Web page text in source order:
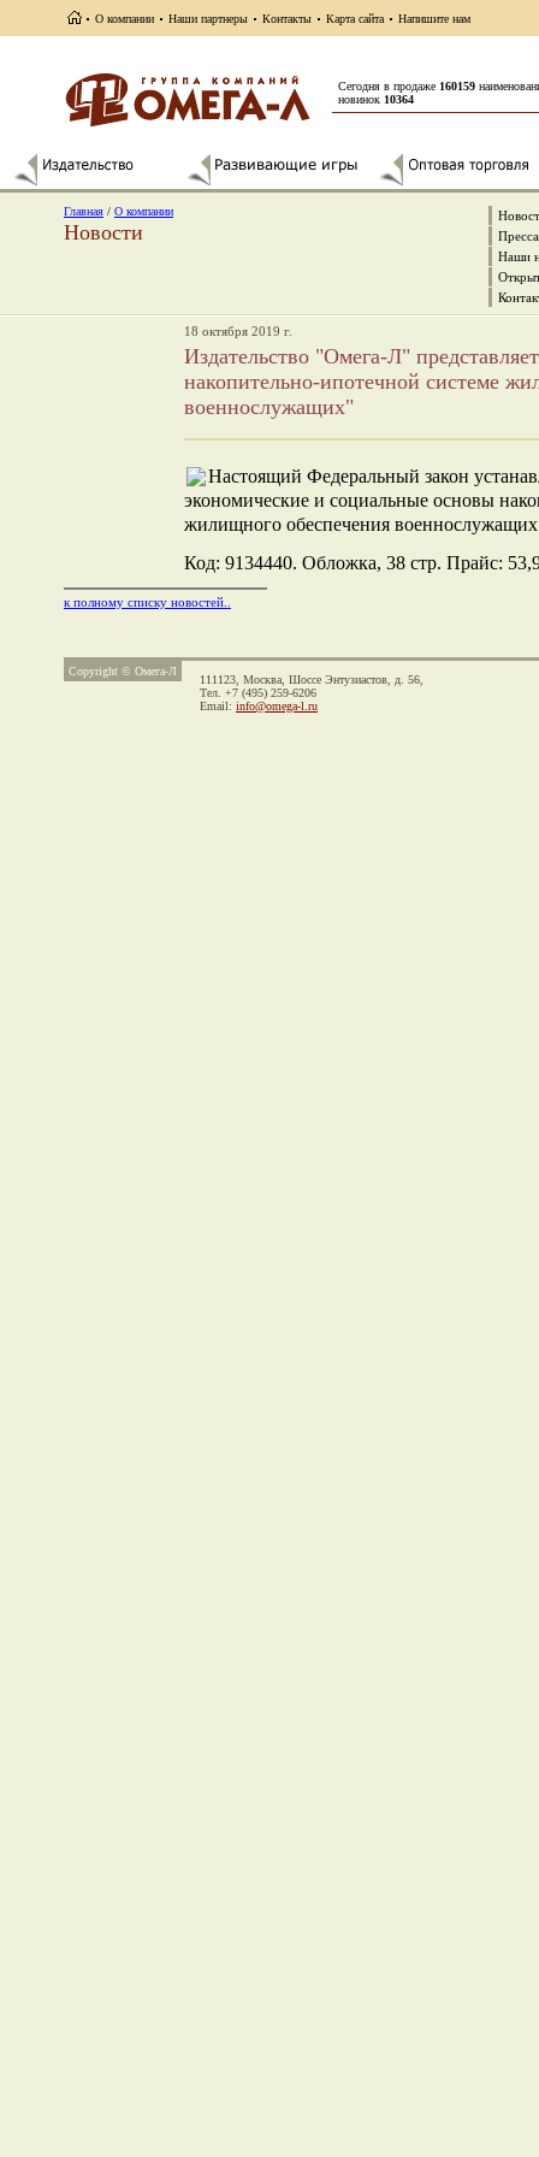
О компании Наши партнеры Контакты Карта сайта Напишите нам
Сегодня в продаже 160159
новинок 10364
Главная / О компании
Новости
Наши
18 октября 2019 г.
Издательство "Омега-Л"
накопительно-ипотечной системе
военнослужащих"
Настоящий Федеральный закон
экономические и социальные основы
жилищного обеспечения
Код: 9134440. Обложка, 38 стр. Прайс:
к полному списку новостей..
Copyright © Омега-Л
111123, Москва, Шоссе Энтузиастов, д. 56,
Тел. +7 (495) 259-6206
Email: info@omega-l.ru